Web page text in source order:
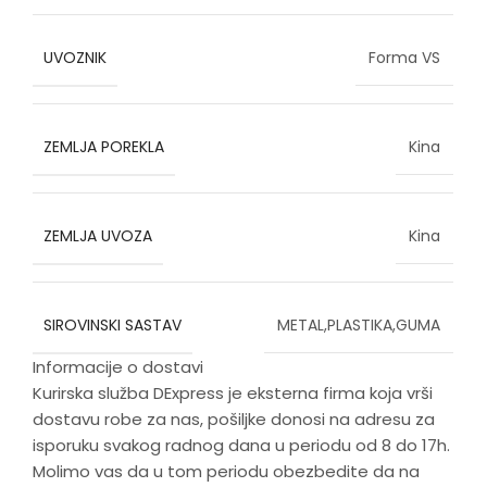
UVOZNIK Forma VS
ZEMLJA POREKLA Kina
ZEMLJA UVOZA Kina
SIROVINSKI SASTAV METAL,PLASTIKA,GUMA
Informacije o dostavi
Kurirska služba DExpress je eksterna firma koja vrši
dostavu robe za nas, pošiljke donosi na adresu za
isporuku svakog radnog dana u periodu od 8 do 17h.
Molimo vas da u tom periodu obezbedite da na